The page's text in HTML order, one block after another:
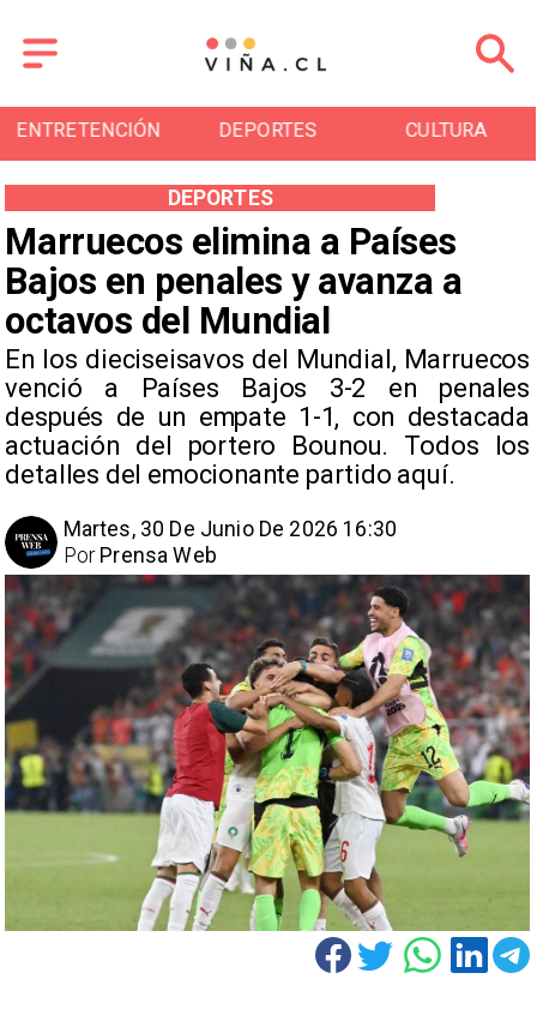
ENTRETENCIÓN DEPORTES CULTURA
Marruecos elimina a Países
Bajos en penales y avanza a
octavos del Mundial
En los dieciseisavos del Mundial, Marruecos
venció a Países Bajos 3-2 en penales
después de un empate 1-1, con destacada
actuación del portero Bounou. Todos los
detalles del emocionante partido aquí.
DEPORTES
Martes, 30 De Junio De 2026 16:30
Prensa Web
Por